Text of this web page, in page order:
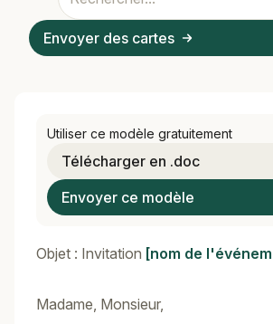
Envoyer des cartes
Utiliser ce modèle gratuitement
Télécharger en .doc
Envoyer ce modèle
Objet : Invitation [nom de
Madame, Monsieur,